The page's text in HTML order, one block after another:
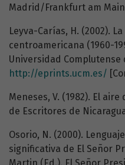
Madrid/Frankfurt am
Leyva-Carías, H. (2002).
centroamericana (1960-
Universidad Complutense
http://eprints.ucm.es/
Meneses, V. (1982). El
de Escritores de
Osorio, N. (2000).
significativa de El Señor